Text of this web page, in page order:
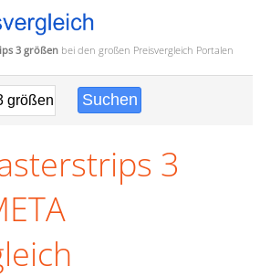
3 größen bei den großen Preisvergleich Portalen
3